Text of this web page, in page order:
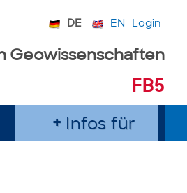
DE EN Login
Geowissenschaften
FB5
Infos für